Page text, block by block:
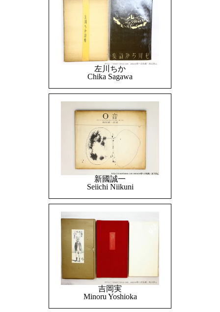
左川ちか
Chika Sagawa
新國誠一
Seiichi Niikuni
吉岡実
Minoru Yoshioka